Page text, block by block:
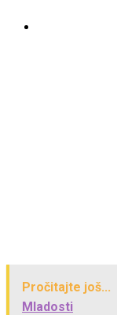
Pročitajte još...
Mladosti